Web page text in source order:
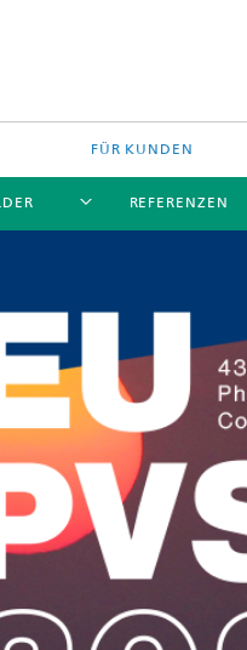
FÜR KUNDEN
Materialdiagnostik für
und Brennstoffzellen
REFERENZEN